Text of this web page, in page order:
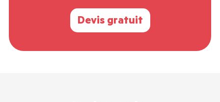
Devis gratuit